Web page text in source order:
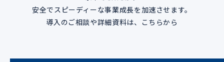
安全でスピーディーな事業成長を加速させます。
導入のご相談や詳細資料は、こちらから